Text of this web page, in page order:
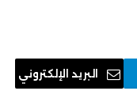
البريد الإلكتروني